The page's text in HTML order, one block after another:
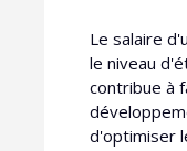
Le salaire
le niveau
contribue à
d'optimiser